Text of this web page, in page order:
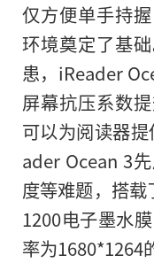
仅方便单手持
环境奠定了基
患，iReader
屏幕抗压系数
可以为阅读器
ader Ocean 3
度等难题，搭
1200电子墨水
率为1680*1264